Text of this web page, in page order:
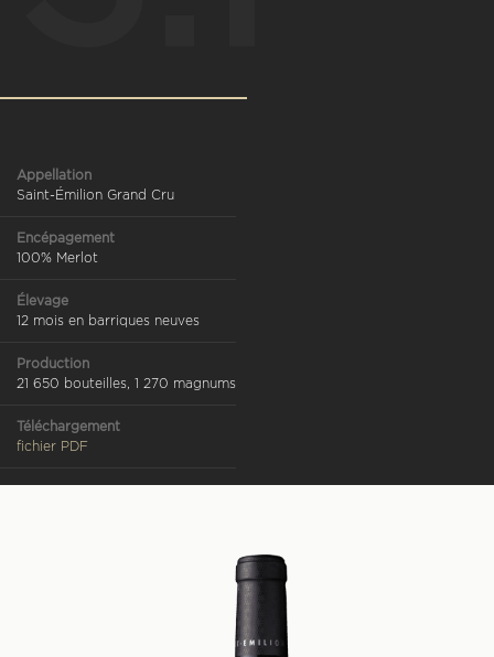
Appellation
Saint-Émilion Grand Cru
Encépagement
100% Merlot
Élevage
12 mois en barriques neuves
Production
21 650 bouteilles, 1 270 magnums
Téléchargement
fichier PDF